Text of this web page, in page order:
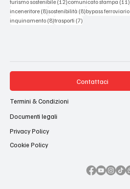
turismo sostenibile (12)comunicato stampa (11)
inceneritore (8)8 post
sostenibilità (8)8 post
bypass ferroviario
inquinamento (8)8 post
trasporti (7)
Contattaci
Termini & Condizioni
Documenti legali
Privacy Policy
Cookie Policy